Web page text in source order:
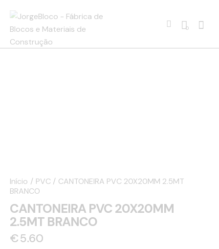
0
Início PVC
CANTONEIRA PVC 20X20MM 2.5MT
BRANCO
CANTONEIRA PVC 20X20MM
2.5MT BRANCO
€5.60